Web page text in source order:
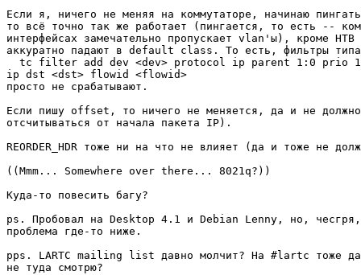
Если я, ничего не меняя на коммутаторе, начинаю
то всё точно так же работает (пингается, то есть --
интерфейсах замечательно пропускает vlan'ы), кроме
аккуратно падают в default class. То есть, фильтры типа
tc filter add dev <dev> protocol ip parent 1:0 prio
ip dst <dst> flowid <flowid>
просто не срабатывают.
Если пишу offset, то ничего не меняется, да и не
отсчитываться от начала пакета IP).
REORDER_HDR тоже ни на что не влияет (да и тоже не
((Mmm... Somewhere over there... 8021q?))
Куда-то повесить багу?
ps. Пробовал на Desktop 4.1 и Debian Lenny, но,
проблема где-то ниже.
pps. LARTC mailing list давно молчит? На #lartc тоже
не туда смотрю?